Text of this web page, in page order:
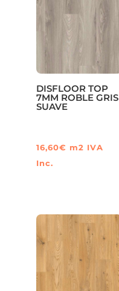
DISFLOOR TOP
7MM ROBLE GRIS
SUAVE
16,60€ m2 IVA
Inc.